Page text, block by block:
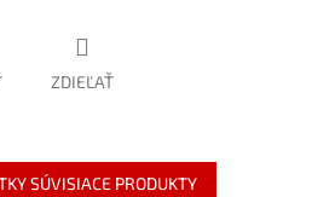
ZDIEĽAŤ
SÚVISIACE PRODUKTY